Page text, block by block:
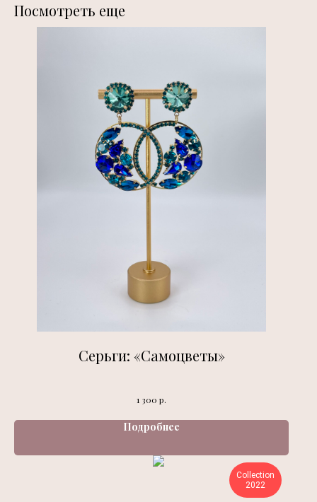
Посмотреть еще
Серьги: «Самоцветы»
1 300 р.
Подробнее
Collection
2022